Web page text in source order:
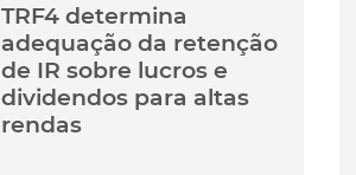
TRF4 determina
adequação da retenção
de IR sobre lucros e
dividendos para altas
rendas